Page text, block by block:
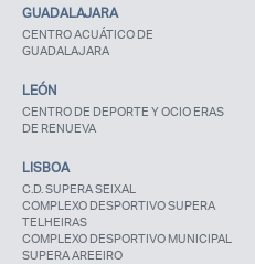
GUADALAJARA
CENTRO ACUÁTICO DE
GUADALAJARA
LEÓN
CENTRO DE DEPORTE Y OCIO ERAS
DE RENUEVA
LISBOA
C.D. SUPERA SEIXAL
COMPLEXO DESPORTIVO SUPERA
TELHEIRAS
COMPLEXO DESPORTIVO MUNICIPAL
SUPERA AREEIRO